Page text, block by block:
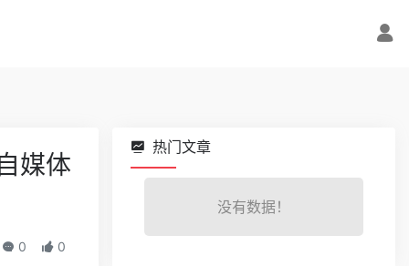
媒体
0 0
热门文章
没有数据！